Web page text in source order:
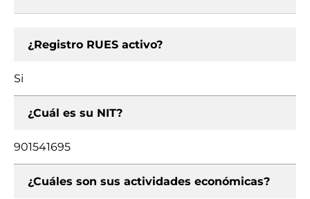
¿Registro RUES activo?
Si
¿Cuál es su NIT?
901541695
¿Cuáles son sus actividades económicas?